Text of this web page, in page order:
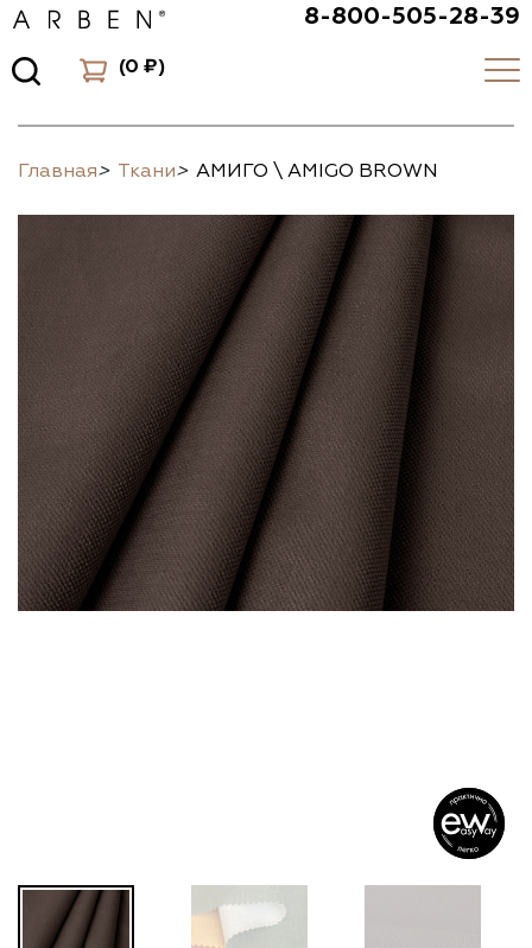
8-800-505-28-39
(0 ₽)
Главная> Ткани> АМИГО \ AMIGO BROWN